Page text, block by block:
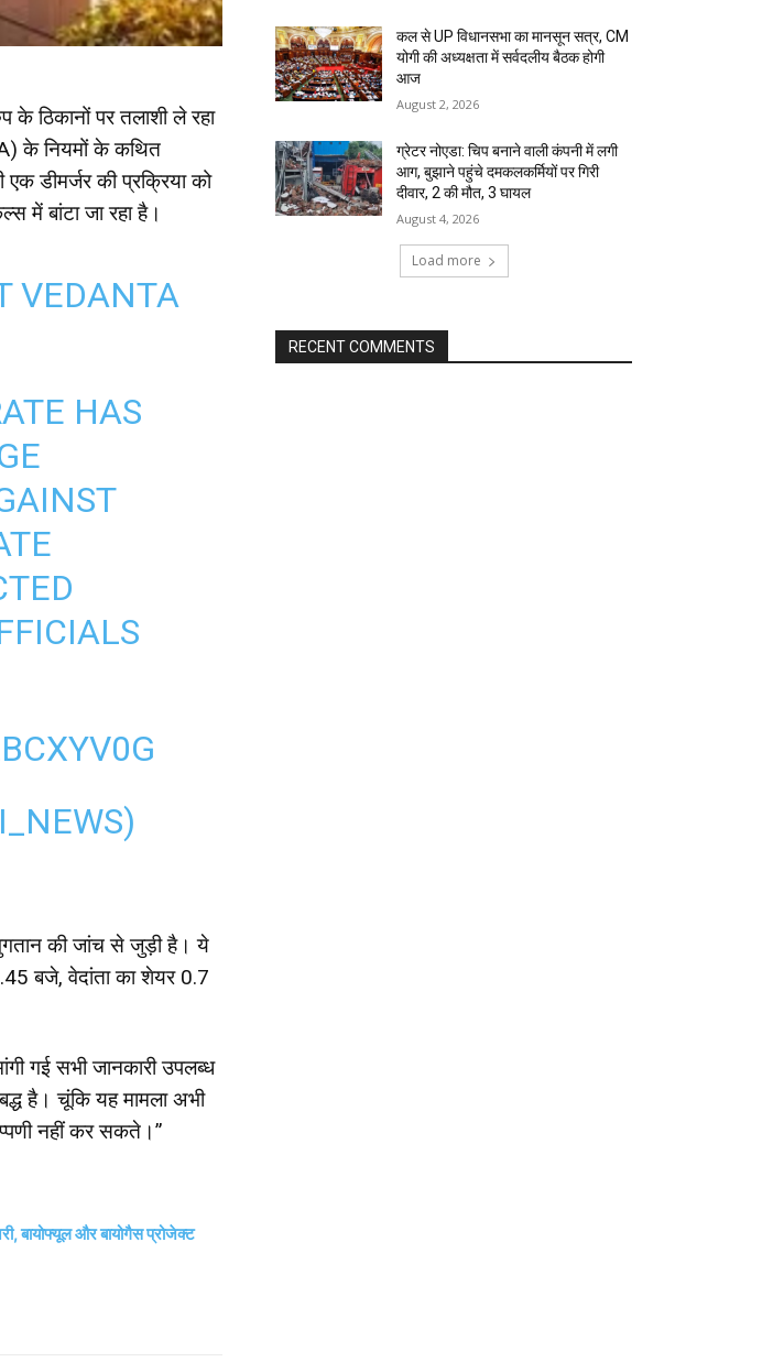
ठिकानों पर तलाशी ले रहा
के नियमों के कथित
डीमर्जर की प्रक्रिया को
में बांटा जा रहा है।
VEDANTA
HAS
भुगतान की जांच से जुड़ी है। ये
बजे, वेदांता का शेयर 0.7
गई सभी जानकारी उपलब्ध
है। चूंकि यह मामला अभी
नहीं कर सकते।”
बायोफ्यूल और बायोगैस प्रोजेक्ट
कल से UP विधानसभा का मानसून सत्र, CM
योगी की अध्यक्षता में सर्वदलीय बैठक होगी
आज
August 2, 2026
ग्रेटर नोएडा: चिप बनाने वाली कंपनी में लगी
आग, बुझाने पहुंचे दमकलकर्मियों पर गिरी
दीवार, 2 की मौत, 3 घायल
August 4, 2026
Load more
RECENT COMMENTS